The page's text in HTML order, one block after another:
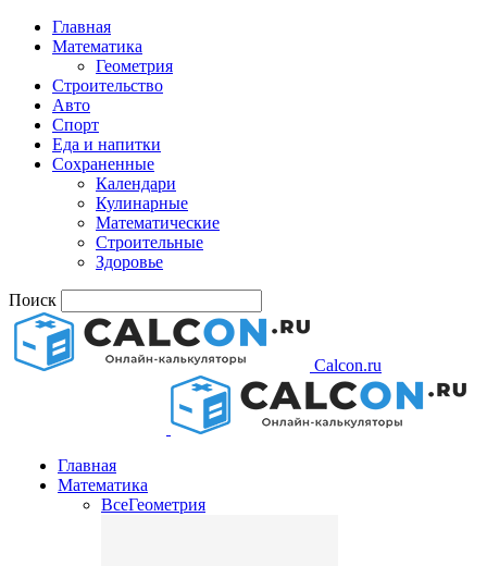
Главная
Математика
Геометрия
Строительство
Авто
Спорт
Еда и напитки
Сохраненные
Календари
Кулинарные
Математические
Строительные
Здоровье
Поиск
Calcon.ru
Главная
Математика
ВсеГеометрия